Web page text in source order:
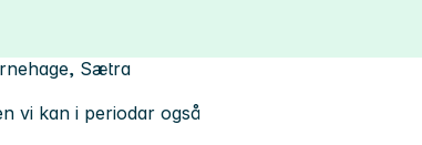
Sætra
vi kan i periodar også